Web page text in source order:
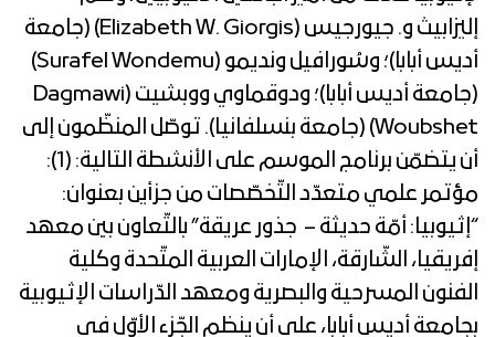
إليزابيث و. جيورجيس (Elizabeth W. Giorgis) (جامعة
أديس أبابا)؛ وسُورافيل ونديمو (Surafel Wondemu)
(جامعة أديس أبابا)؛ ودوقماوي ووبشيت (Dagmawi
Woubshet) (جامعة بنسلفانيا). توصّل المنظّمون إلى
أن يتضمّن برنامج الموسم على الأنشطة التالية: (1):
مؤتمر علمي متعدّد التّخصّصات من جزأين بعنوان:
“إثيوبيا: أمّة حديثة – جذور عريقة” بالتّعاون بين معهد
إفريقيا، الشّارقة، الإمارات العربية المتّحدة وكلية
الفنون المسرحية والبصرية ومعهد الدّراسات الإثيوبية
بجامعة أديس أبابا، على أن ينظم الجّزء الأوّل في